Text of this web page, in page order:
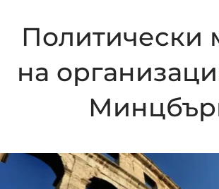
Политически
на